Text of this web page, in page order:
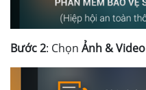
Bước 2: Chọn Ảnh & Video